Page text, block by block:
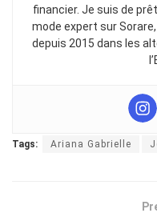
financier. Je suis de
mode expert sur
depuis 2015 dans les
Tags: Ariana Gabrielle